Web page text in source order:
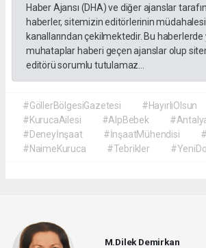
Haber Ajansı (DHA) ve diğer ajanslar
haberler, sitemizin editörlerinin
kanallarından çekilmektedir. Bu
muhataplar haberi geçen ajanslar olup
editörü sorumlu tutulamaz...
#GöllerBölgesiGazetesi #HayırlıOlsun
#KurucaAilesi
#AlpBebek
#Deneyİnşaat
#İnşaatMühendisi
#NaimeKuruca
#Tebrikler
M.Dilek Demirkan